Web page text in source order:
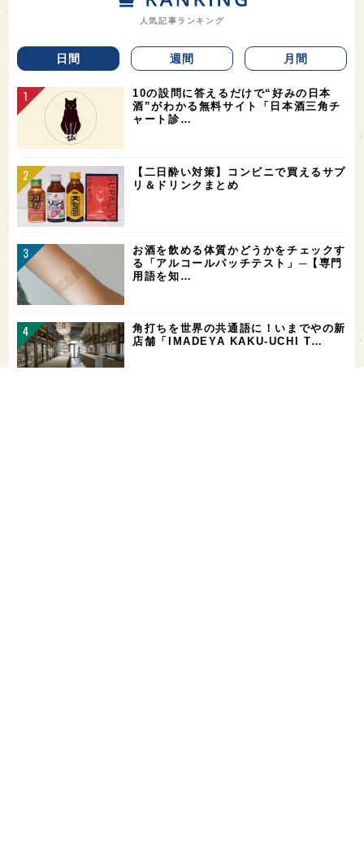
人気記事ランキング
日間 週間 月間
10の設問に答えるだけで“好みの日本
酒”がわかる無料サイト「日本酒三角チ
ャート診…
【二日酔い対策】コンビニで買えるサプ
リ＆ドリンクまとめ
お酒を飲める体質かどうかをチェックす
る「アルコールパッチテスト」─【専門
用語を知…
角打ちを世界の共通語に！いまでやの新
店舗「IMADEYA KAKU-UCHI T…